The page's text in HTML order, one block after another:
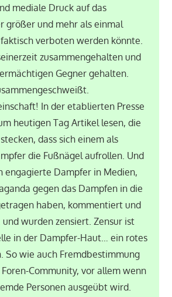
mediale Druck auf das
größer und mehr als einmal
verboten werden könnte.
zusammengehalten und
Gegner gehalten.
In der etablierten Presse
heutigen Tag Artikel lesen, die
dass sich einem als
die Fußnägel aufrollen. Und
engagierte Dampfer in Medien,
gegen das Dampfen in die
haben, kommentiert und
wurden zensiert. Zensur ist
in der Dampfer-Haut… ein rotes
So wie auch Fremdbestimmung
Community, vor allem wenn
Personen ausgeübt wird.